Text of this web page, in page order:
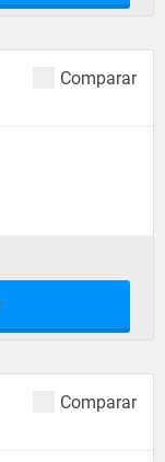
Comparar
Comparar